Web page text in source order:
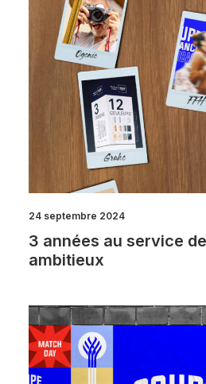
24 septembre 2024
3 années au service
ambitieux